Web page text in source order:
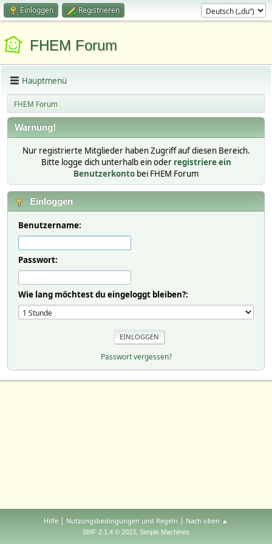
Einloggen Registrieren
FHEM Forum
Hauptmenü
FHEM Forum
Warnung!
Nur registrierte Mitglieder haben Zugriff auf diesen Bereich.
Bitte logge dich unterhalb ein oder registriere ein
Benutzerkonto bei FHEM Forum
Einloggen
Benutzername:
Passwort:
Wie lang möchtest du eingeloggt bleiben?:
Passwort vergessen?
Hilfe | Nutzungsbedingungen und Regeln | Nach oben ▲
SMF 2.1.4 © 2023, Simple Machines